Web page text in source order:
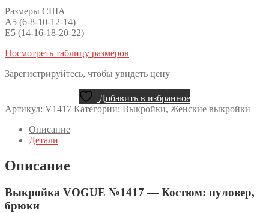
Размеры США
A5 (6-8-10-12-14)
E5 (14-16-18-20-22)
Посмотреть таблицу размеров
Зарегистрируйтесь, чтобы увидеть цену
Добавить в избранное
Артикул: V1417 Категории: Выкройки, Женские выкройки
Описание
Детали
Описание
Выкройка VOGUE №1417 — Костюм: пуловер,
брюки